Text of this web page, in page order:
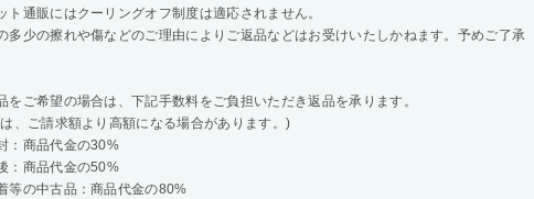
通販にはクーリングオフ制度は適応されません。
多少の擦れや傷などのご理由によりご返品などはお受けいたしかねます。予めご了承
をご希望の場合は、下記手数料をご負担いただき返品を承ります。
、ご請求額より高額になる場合があります。)
：商品代金の30%
：商品代金の50%
等の中古品：商品代金の80%